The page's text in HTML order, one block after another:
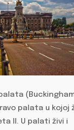
palata u kojoj
II. U palati živi i